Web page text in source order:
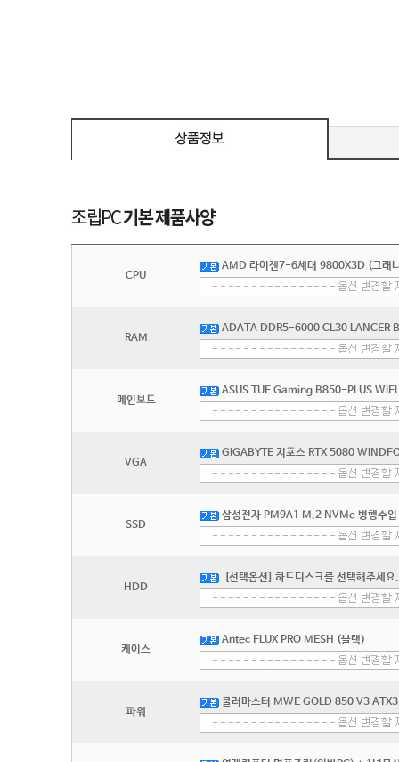
CPU
AMD 라이젠7-6세대 9800X3D (그래
RAM
ADATA DDR5-6000 CL30 LANCER
메인보드
ASUS TUF Gaming B850-PLUS
VGA
GIGABYTE 지포스 RTX 5080
SSD
삼성전자 PM9A1 M.2 NVMe 병행수
HDD
[선택옵션] 하드디스크를 선택해주세요.
케이스
Antec FLUX PRO MESH (블랙)
파워
쿨러마스터 MWE GOLD 850 V3